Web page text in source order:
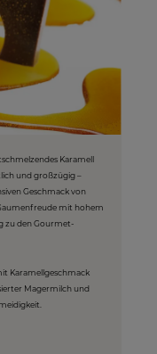
Karamell
und großzügig –
Geschmack von
mit hohem
zu den Gourmet-
Karamellgeschmack
Magermilch und